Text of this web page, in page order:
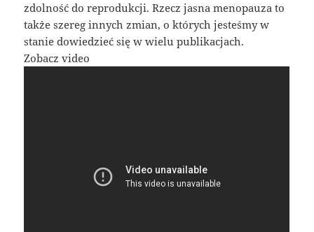
zdolność do reprodukcji. Rzecz jasna menopauza to
także szereg innych zmian, o których jesteśmy w
stanie dowiedzieć się w wielu publikacjach.
Zobacz video